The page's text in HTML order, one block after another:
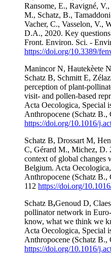
Ransome, E., Ravigné,
M., Schatz, B.,
Vacher, C., Vasselon, V.,
D.A., 2020. Key
Front. Environ. Sci. -
https://doi.org/10.3389/
Manincor N, Hautekèete
Schatz B, Schmitt E,
perception of plant-
visit- and pollen-based
Acta Oecologica, Special
Anthropocene (Schatz
https://doi.org/10.1016/
Schatz B, Drossart M,
C, Gérard M., Michez, D.
context of global changes
Belgium. Acta
Anthropocene (Schatz
112 https://doi.org/
Schatz B,Genoud D,
pollinator network in
know, what we think we
Acta Oecologica, Special
Anthropocene (Schatz
https://doi.org/10.1016/